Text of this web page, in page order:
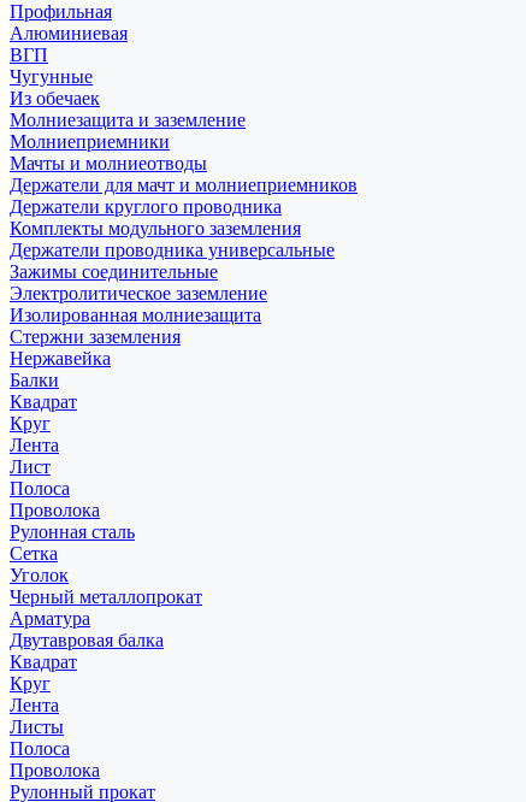
Профильная
Алюминиевая
ВГП
Чугунные
Из обечаек
Молниезащита и заземление
Молниеприемники
Мачты и молниеотводы
Держатели для мачт и молниеприемников
Держатели круглого проводника
Комплекты модульного заземления
Держатели проводника универсальные
Зажимы соединительные
Электролитическое заземление
Изолированная молниезащита
Стержни заземления
Нержавейка
Балки
Квадрат
Круг
Лента
Лист
Полоса
Проволока
Рулонная сталь
Сетка
Уголок
Черный металлопрокат
Арматура
Двутавровая балка
Квадрат
Круг
Лента
Листы
Полоса
Проволока
Рулонный прокат